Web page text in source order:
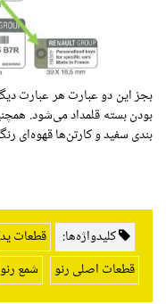
بجز این دو عبارت هر عبارت
بودن بسته قلمداد می‌شود.
بندی سفید و کارتن‌ها قهوه‌ای
کلیدواژه‌ها: قطعات
قطعات اصلی رنو
شمع رنو